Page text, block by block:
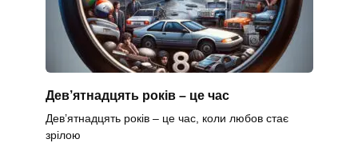
Дев’ятнадцять років – це час
Дев’ятнадцять років – це час, коли любов стає
зрілою